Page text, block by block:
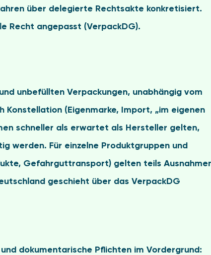
über delegierte Rechtsakte konkretisiert.
Recht angepasst (VerpackDG).
unbefüllten Verpackungen, unabhängig vom
Konstellation (Eigenmarke, Import, „im eigenen
schneller als erwartet als Hersteller gelten,
werden. Für einzelne Produktgruppen und
Gefahrguttransport) gelten teils
geschieht über das VerpackDG
dokumentarische Pflichten im Vordergrund: